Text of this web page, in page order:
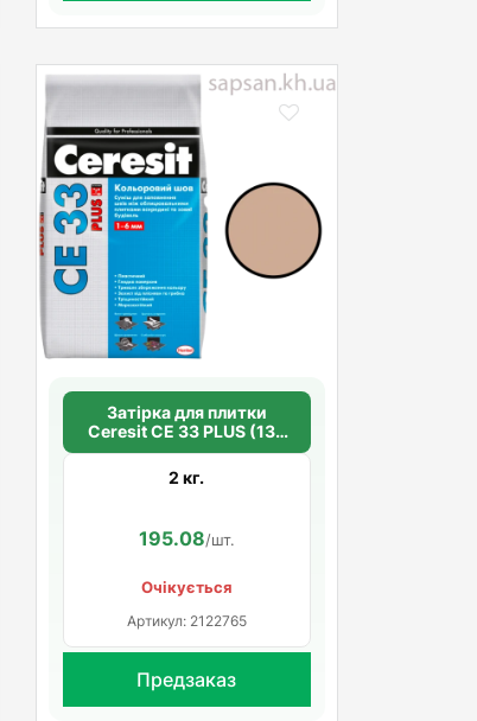
Затірка для плитки
Ceresit СЕ 33 PLUS (138
кремовий)
2 кг.
195.08/шт.
Очікується
Артикул: 2122765
Предзаказ